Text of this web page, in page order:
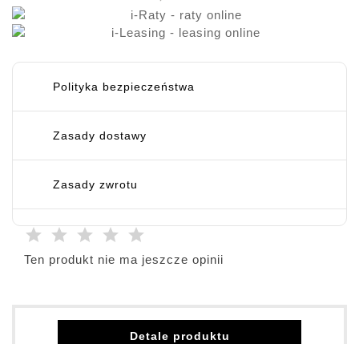
Polityka bezpieczeństwa
Zasady dostawy
Zasady zwrotu
Ten produkt nie ma jeszcze opinii
Detale produktu